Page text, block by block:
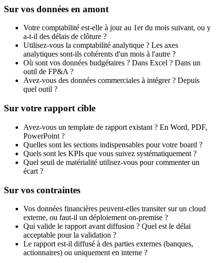
Sur vos données en amont
Votre comptabilité est-elle à jour au 1er du mois suivant, ou y
a-t-il des délais de clôture ?
Utilisez-vous la comptabilité analytique ? Les axes
analytiques sont-ils cohérents d'un mois à l'autre ?
Où sont vos données budgétaires ? Dans Excel ? Dans un
outil de FP&A ?
Avez-vous des données commerciales à intégrer ? Depuis
quel outil ?
Sur votre rapport cible
Avez-vous un template de rapport existant ? En Word, PDF,
PowerPoint ?
Quelles sont les sections indispensables pour votre board ?
Quels sont les KPIs que vous suivez systématiquement ?
Quel seuil de matérialité utilisez-vous pour commenter un
écart ?
Sur vos contraintes
Vos données financières peuvent-elles transiter sur un cloud
externe, ou faut-il un déploiement on-premise ?
Qui valide le rapport avant diffusion ? Quel est le délai
acceptable pour la validation ?
Le rapport est-il diffusé à des parties externes (banques,
actionnaires) ou uniquement en interne ?